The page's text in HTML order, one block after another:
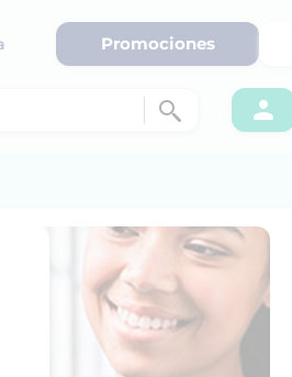
Promociones